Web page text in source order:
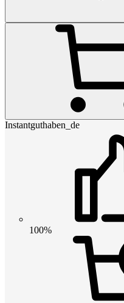
Instantguthaben_de
100%